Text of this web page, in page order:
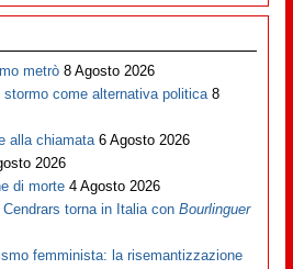
metrò 8 Agosto 2026
come alternativa politica 8
alla chiamata 6 Agosto 2026
2026
di morte 4 Agosto 2026
torna in Italia conBourlinguer
femminista: la risemantizzazione